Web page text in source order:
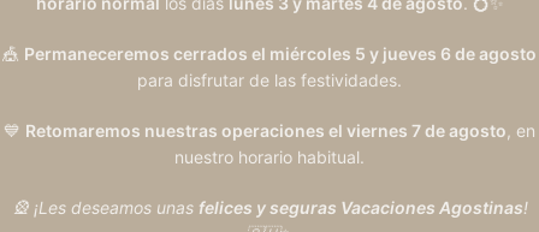
🎪 Permaneceremos cerrados el miércoles 5 y jueves 6 de agosto
para disfrutar de las festividades.
💙 Retomaremos nuestras operaciones el viernes 7 de agosto, en
nuestro horario habitual.
🎡 ¡Les deseamos unas felices y seguras Vacaciones Agostinas!